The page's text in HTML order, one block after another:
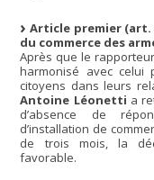
Article premier (art.
du commerce des
Après que le
harmonisé avec
citoyens dans leurs
Antoine Léonetti a
d’absence de
d’installation de
de trois mois, la
favorable.